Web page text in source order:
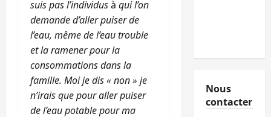
suis pas l’individusà qui l’on
demande d’aller puiser de
l’eau, même de l’eau trouble
et la ramener pour la
consommations dans la
famille. Moi je dis « non » je
n’irais que pour aller puiser
de l’eau potable pour ma
Nous
contacter